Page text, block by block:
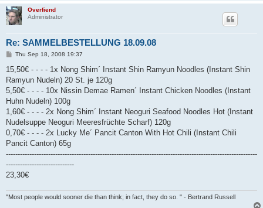
Overfiend
Administrator
Re: SAMMELBESTELLUNG 18.09.08
P
s
Thu Sep 18, 2008 19:37
15,50€ - - - - 1x Nong Shim´ Instant Shin Ramyun Noodles (Instant Shin
Ramyun Nudeln) 20 St. je 120g
5,50€ - - - - 10x Nissin Demae Ramen´ Instant Chicken Noodles (Instant
Huhn Nudeln) 100g
1,60€ - - - - 2x Nong Shim´ Instant Neoguri Seafood Noodles Hot (Instant
Nudelsuppe Neoguri Meeresfrüchte Scharf) 120g
0,70€ - - - - 2x Lucky Me´ Pancit Canton With Hot Chili (Instant Chili
Pancit Canton) 65g
-----------------------------------------------------------------------------------------------------------
-----------------------------
23,30€
"Most people would sooner die than think; in fact, they do so. " - Bertrand Russell